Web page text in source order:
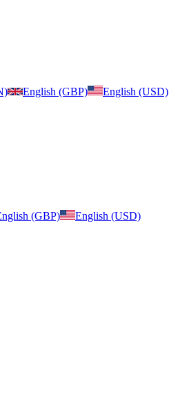
English (GBP) English (USD)
(GBP)
English (USD)